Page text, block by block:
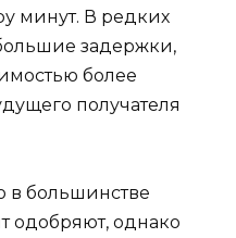
минут. В редких
задержки,
более
получателя
в большинстве
одобряют, однако